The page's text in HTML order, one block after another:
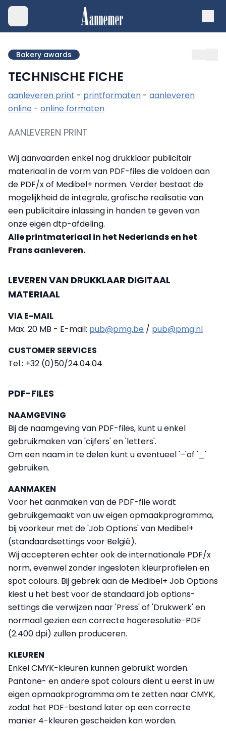
Bakery awards
TECHNISCHE FICHE
aanleveren print - printformaten - aanleveren
online - online formaten
AANLEVEREN PRINT
Wij aanvaarden enkel nog drukklaar publicitair
materiaal in de vorm van PDF-files die voldoen aan
de PDF/x of Medibel+ normen. Verder bestaat de
mogelijkheid de integrale, grafische realisatie van
een publicitaire inlassing in handen te geven van
onze eigen dtp-afdeling.
Alle printmateriaal in het Nederlands en het
Frans aanleveren.
LEVEREN VAN DRUKKLAAR DIGITAAL
MATERIAAL
VIA E-MAIL
Max. 20 MB - E-mail: pub@pmg.be / pub@pmg.nl
CUSTOMER SERVICES
Tel.: +32 (0)50/24.04.04
PDF-FILES
NAAMGEVING
Bij de naamgeving van PDF-files, kunt u enkel
gebruikmaken van 'cijfers' en 'letters'.
Om een naam in te delen kunt u eventueel '–'of '_'
gebruiken.
AANMAKEN
Voor het aanmaken van de PDF-file wordt
gebruikgemaakt van uw eigen opmaakprogramma,
bij voorkeur met de 'Job Options' van Medibel+
(standaardsettings voor België).
Wij accepteren echter ook de internationale PDF/x
norm, evenwel zonder ingesloten kleurprofielen en
spot colours. Bij gebrek aan de Medibel+ Job Options
kiest u het best voor de standaard job options-
settings die verwijzen naar 'Press' of 'Drukwerk' en
normaal gezien een correcte hogeresolutie-PDF
(2.400 dpi) zullen produceren.
KLEUREN
Enkel CMYK-kleuren kunnen gebruikt worden.
Pantone- en andere spot colours dient u eerst in uw
eigen opmaakprogramma om te zetten naar CMYK,
zodat het PDF-bestand later op een correcte
manier 4-kleuren gescheiden kan worden.